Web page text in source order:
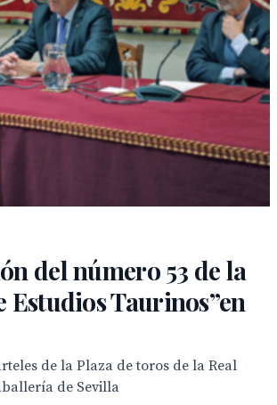
del número 53 de la
Estudios Taurinos”en
de la Plaza de toros de la Real
de Sevilla